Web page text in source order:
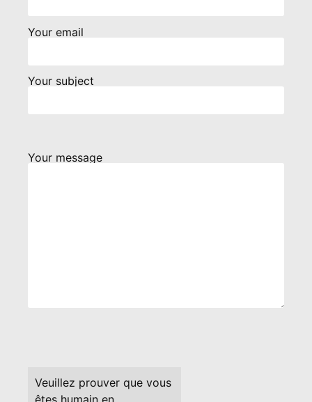
Your email
Your subject
Your message
Veuillez prouver que vous
êtes humain en